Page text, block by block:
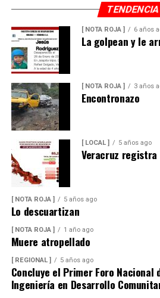
TENDENCIA
[ NOTA ROJA ] 6 años
La golpean y le
[ NOTA ROJA ] 3 años
Encontronazo
[ LOCAL ] 5 años ago
Veracruz registra
[ NOTA ROJA ] 5 años ago
Lo descuartizan
[ NOTA ROJA ] 1 año ago
Muere atropellado
[ REGIONAL ] 5 años ago
Concluye el Primer Foro Nacional
Ingeniería en Desarrollo